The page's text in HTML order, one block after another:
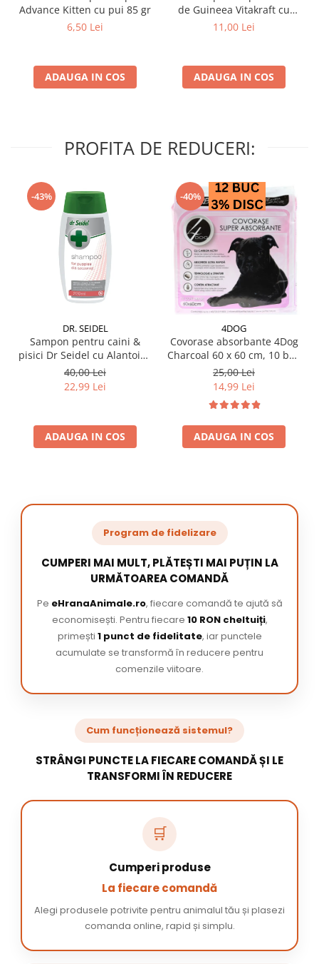
Advance Kitten cu pui 85 gr
6,50 Lei
ADAUGA IN COS
de Guineea Vitakraft cu
struguri & nuci 2 buc
11,00 Lei
ADAUGA IN COS
PROFITA DE REDUCERI:
-43%
DR. SEIDEL
Sampon pentru caini &
pisici Dr Seidel cu Alantoina
220 ml
40,00 Lei
22,99 Lei
ADAUGA IN COS
-40%
4DOG
Covorase absorbante 4Dog
Charcoal 60 x 60 cm, 10 buc
/ pachet
25,00 Lei
14,99 Lei
ADAUGA IN COS
Program de fidelizare
CUMPERI MAI MULT, PLĂTEȘTI MAI PUȚIN LA
URMĂTOAREA COMANDĂ
Pe eHranaAnimale.ro, fiecare comandă te ajută să
economisești. Pentru fiecare 10 RON cheltuiți,
primești 1 punct de fidelitate, iar punctele
acumulate se transformă în reducere pentru
comenzile viitoare.
Cum funcționează sistemul?
STRÂNGI PUNCTE LA FIECARE COMANDĂ ȘI LE
TRANSFORMI ÎN REDUCERE
🛒
Cumperi produse
La fiecare comandă
Alegi produsele potrivite pentru animalul tău și plasezi
comanda online, rapid și simplu.